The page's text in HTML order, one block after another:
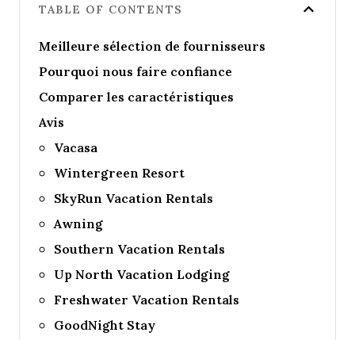
TABLE OF CONTENTS
Meilleure sélection de fournisseurs
Pourquoi nous faire confiance
Comparer les caractéristiques
Avis
Vacasa
Wintergreen Resort
SkyRun Vacation Rentals
Awning
Southern Vacation Rentals
Up North Vacation Lodging
Freshwater Vacation Rentals
GoodNight Stay